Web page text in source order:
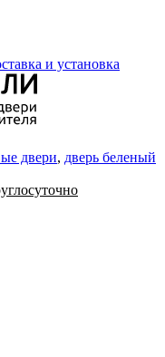
и установка
двери, дверь беленый